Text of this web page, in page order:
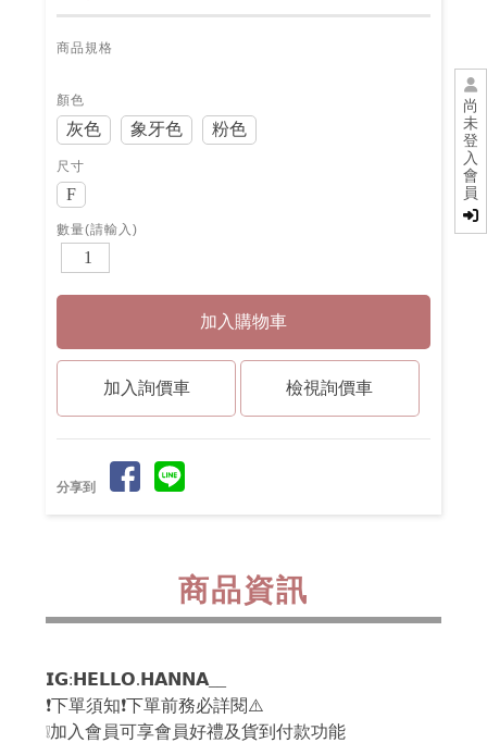
尚
未
登
入
會
員
商品規格
顏色
灰色 象牙色 粉色
尺寸
F
數量(請輸入)
檢視詢價車
分享到
商品資訊
𝗜𝗚:𝗛𝗘𝗟𝗟𝗢.𝗛𝗔𝗡𝗡𝗔__
❗️下單須知❗️下單前務必詳閱⚠️
❕加入會員可享會員好禮及貨到付款功能